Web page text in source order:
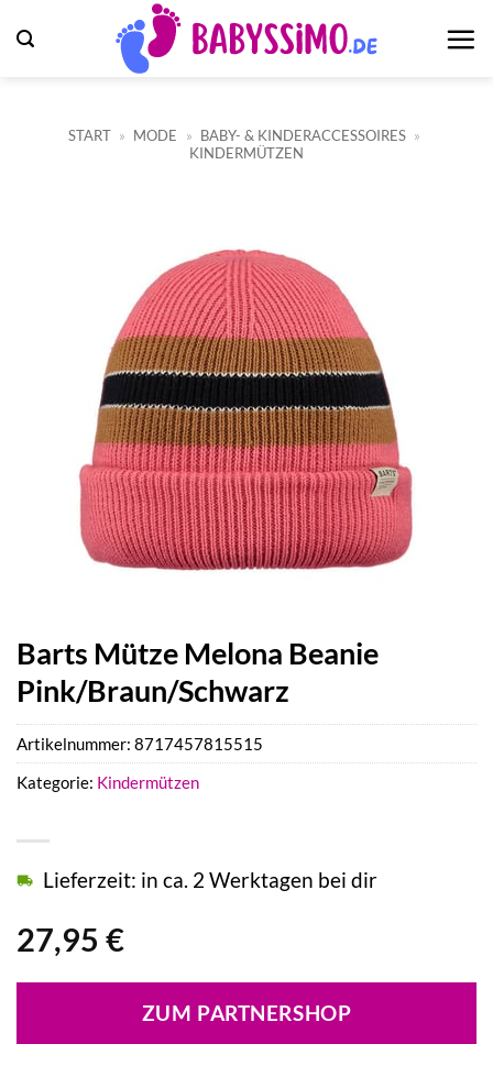
Inhalt
START » MODE » BABY- & KINDERACCESSOIRES »
KINDERMÜTZEN
Barts Mütze Melona Beanie
Pink/Braun/Schwarz
27,95 €
Lieferzeit: in ca. 2 Werktagen bei dir
ZUM PARTNERSHOP
Artikelnummer: 8717457815515
Kategorie: Kindermützen